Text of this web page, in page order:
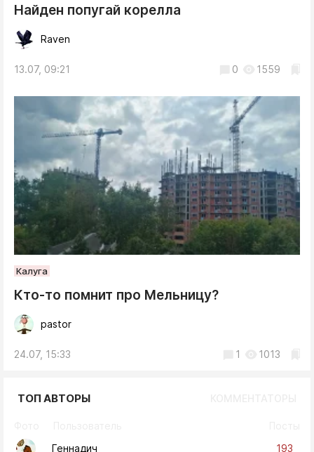
Найден попугай корелла
Raven
13.07, 09:21 0 1559
Калуга
Кто-то помнит про Мельницу?
pastor
24.07, 15:33 1 1013
ТОП АВТОРЫ
Геннадич
193